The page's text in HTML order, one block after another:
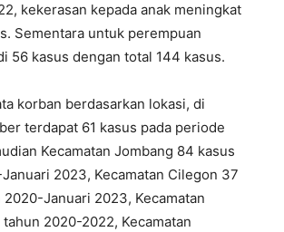
kekerasan kepada anak meningkat
Sementara untuk perempuan
56 kasus dengan total 144 kasus.
korban berdasarkan lokasi, di
terdapat 61 kasus pada periode
Kecamatan Jombang 84 kasus
2023, Kecamatan Cilegon 37
Januari 2023, Kecamatan
2020-2022, Kecamatan